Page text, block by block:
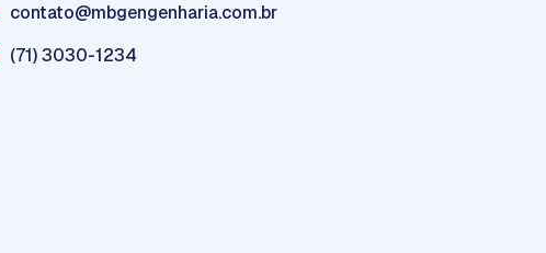
contato@mbgengenharia.com.br
(71) 3030-1234